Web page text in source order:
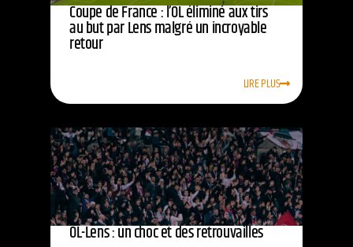
Coupe de France : l’OL éliminé aux tirs
au but par Lens malgré un incroyable
retour
LIRE PLUS
OL-Lens : un choc et des retrouvailles